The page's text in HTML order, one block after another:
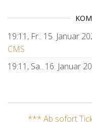
19:11, Fr.. 15. Januar
CMS
19:11, Sa.. 16. Januar
*** Ab sofort